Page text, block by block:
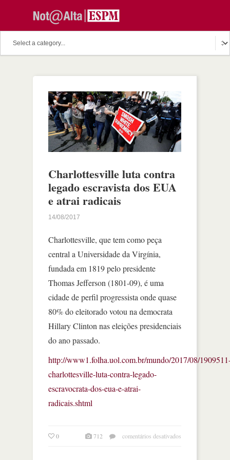
Charlottesville luta contra
legado escravista dos EUA
e atrai radicais
14/08/2017
Charlottesville, que tem como peça
central a Universidade da Virgínia,
fundada em 1819 pelo presidente
Thomas Jefferson (1801-09), é uma
cidade de perfil progressista onde quase
80% do eleitorado votou na democrata
Hillary Clinton nas eleições presidenciais
do ano passado.
http://www1.folha.uol.com.br/mundo/2017/08/
charlottesville-luta-contra-legado-
escravocrata-dos-eua-e-atrai-
radicais.shtml
0 712 comentários desativados